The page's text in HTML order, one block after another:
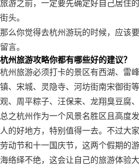
旅游之前，一定要先确定好自己居住
街头。
那么你觉得去杭州游玩的时候，应该
留言。
杭州旅游攻略你都有哪些好的建议？
杭州旅游必须打卡的景区有西湖、雷
镇、宋城、灵隐寺、河坊街南宋御街
观、周平粽子、汪保来、龙翔臭豆腐
总之杭州作为一个风景名胜区且高度
人的好地方，特别值得一去。不过大
劳动节和十一国庆节，这两个假期的
海络绎不绝，这会让自己的旅游体验大